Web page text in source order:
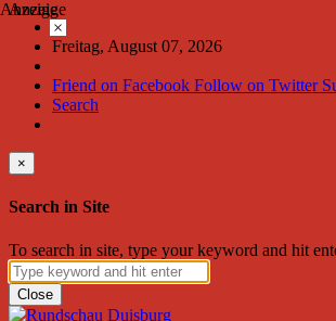
Freitag, August 07, 2026
Friend on Facebook Follow on Twitter
Search
×
Search in Site
To search in site, type your keyword and hit
Close
Anzeige
×
Anzeige